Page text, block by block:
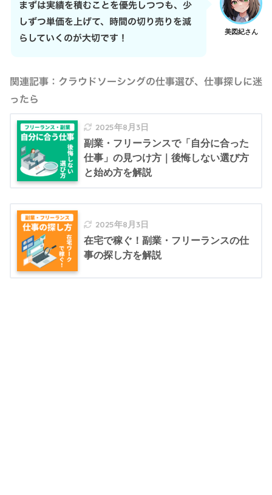
美図紀さん
まずは実績を積むことを優先しつつも、少
しずつ単価を上げて、時間の切り売りを減
らしていくのが大切です！
関連記事：クラウドソーシングの仕事選び、仕事探しに迷
ったら
2025年8月3日
副業・フリーランスで「自分に合った
仕事」の見つけ方｜後悔しない選び方
と始め方を解説
2025年8月3日
在宅で稼ぐ！副業・フリーランスの仕
事の探し方を解説